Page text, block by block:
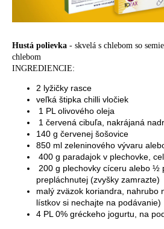
Hustá polievka - skvelá s chlebom so
chlebom
INGREDIENCIE:
2 lyžičky rasce
veľká štipka chilli vločiek
1 PL olivového oleja
1 červená cibuľa, nakrájaná
140 g červenej šošovice
850 ml zeleninového vývaru
400 g paradajok v plechovke,
200 g plechovky cíceru alebo ½
prepláchnutej (zvyšky zamrazte)
malý zväzok koriandra, nahrubo
lístkov si nechajte na podávanie)
4 PL 0% gréckeho jogurtu, na